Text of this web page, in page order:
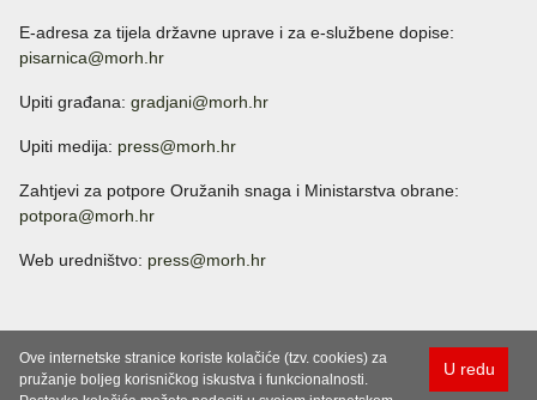
E-adresa za tijela državne uprave i za e-službene dopise:
pisarnica@morh.hr
Upiti građana: gradjani@morh.hr
Upiti medija: press@morh.hr
Zahtjevi za potpore Oružanih snaga i Ministarstva obrane:
potpora@morh.hr
Web uredništvo: press@morh.hr
U redu
Ove internetske stranice koriste kolačiće (tzv. cookies) za
pružanje boljeg korisničkog iskustva i funkcionalnosti.